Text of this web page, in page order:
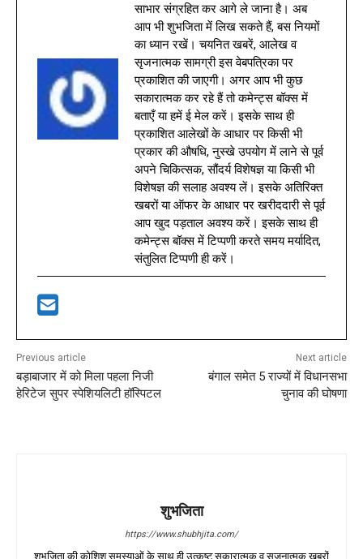
साभार संग्रहित कर आगे ले जाना है। अब
आप भी शुभजिता में लिख सकते हैं, बस नियमों
का ध्यान रखें। चयनित खबरें, आलेख व
सृजनात्मक सामग्री इस वेबपत्रिका पर
प्रकाशित की जाएगी। अगर आप भी कुछ
सकारात्मक कर रहे हैं तो कमेन्ट्स बॉक्स में
बताएँ या हमें ई मेल करें। इसके साथ ही
प्रकाशित आलेखों के आधार पर किसी भी
प्रकार की औषधि, नुस्खे उपयोग में लाने से पूर्व
अपने चिकित्सक, सौंदर्य विशेषज्ञ या किसी भी
विशेषज्ञ की सलाह अवश्य लें। इसके अतिरिक्त
खबरों या ऑफर के आधार पर खरीददारी से पूर्व
आप खुद पड़ताल अवश्य करें। इसके साथ ही
कमेन्ट्स बॉक्स में टिप्पणी करते समय मर्यादित,
संतुलित टिप्पणी ही करें।
Previous article
बड़ाबाजार में को मिला पहला निजी
हेरिटेज सुपर स्पेशियलिटी हॉस्पिटल
Next article
बंगाल समेत 5 राज्यों में विधानसभा
चुनाव की घोषणा
शुभजिता
https://www.shubhjita.com/
शुभजिता की कोशिश समस्याओं के साथ ही उत्कृष्ट सकारात्मक व सृजनात्मक खबरों